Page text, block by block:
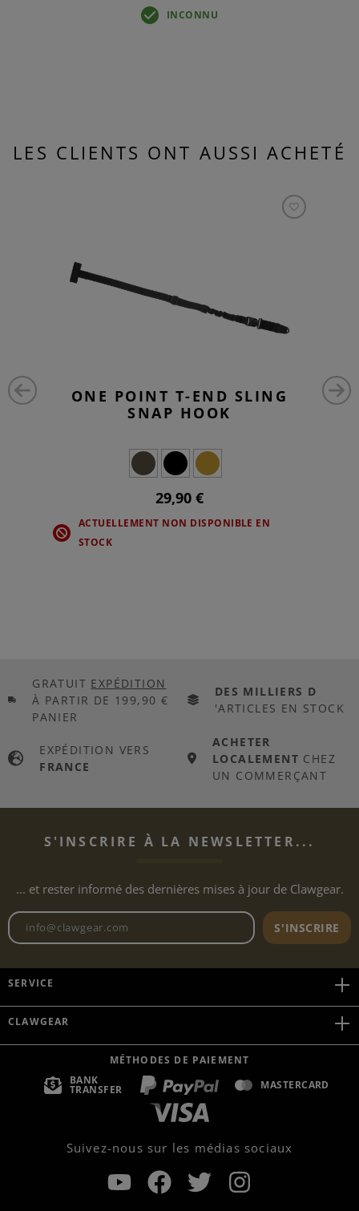
INCONNU
LES CLIENTS ONT AUSSI ACHETÉ
ONE POINT T-END SLING
SNAP HOOK
29,90 €
ACTUELLEMENT NON DISPONIBLE EN
STOCK
GRATUIT EXPÉDITION
À PARTIR DE 199,90 €
PANIER
DES MILLIERS D
'ARTICLES EN STOCK
EXPÉDITION VERS
FRANCE
ACHETER
LOCALEMENT CHEZ
UN COMMERÇANT
S'INSCRIRE À LA NEWSLETTER...
... et rester informé des dernières mises à jour de Clawgear.
Adresse e-mail de laS'INSCRIRE
SERVICE
CLAWGEAR
MÉTHODES DE PAIEMENT
BANK
TRANSFER MASTERCARD
Suivez-nous sur les médias sociaux